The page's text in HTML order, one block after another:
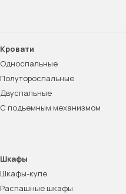
Кровати
Односпальные
Полутороспальные
Двуспальные
С подъемным механизмом
Шкафы
Шкафы-купе
Распашные шкафы